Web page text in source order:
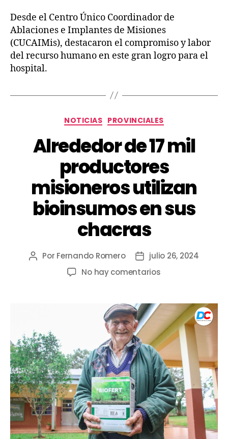
Desde el Centro Único Coordinador de
Ablaciones e Implantes de Misiones
(CUCAIMis), destacaron el compromiso y labor
del recurso humano en este gran logro para el
hospital.
NOTICIAS PROVINCIALES
Alrededor de 17 mil
productores
misioneros utilizan
bioinsumos en sus
chacras
Por Fernando Romero
julio 26, 2024
No hay comentarios